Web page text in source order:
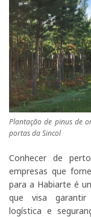
Plantação de pinus de
portas da Sincol
Conhecer de
empresas que
para a Habiarte é
que visa garantir
logística e